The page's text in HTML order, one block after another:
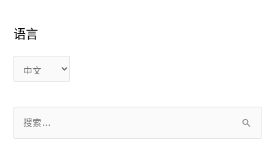
语言
语
语